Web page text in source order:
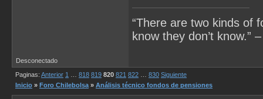
“There are two kinds of
know they don’t know.”
Desconectado
Paginas: Anterior 1 818 819 820 821 822 830 Siguiente
Inicio » Foro Chilebolsa » Análisis técnico fondos de pensiones